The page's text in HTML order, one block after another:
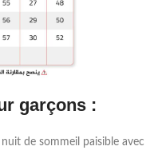
garçons :
de sommeil paisible avec